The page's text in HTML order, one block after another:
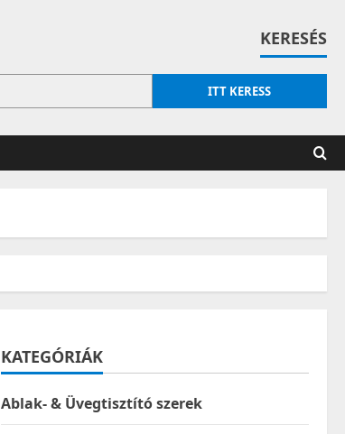
KERESÉS
ITT KERESS
KATEGÓRIÁK
Ablak- & Üvegtisztító szerek